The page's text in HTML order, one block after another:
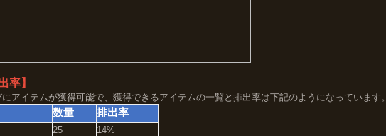
率】
アイテムが獲得可能で、獲得できるアイテムの一覧と排出率は下記のようになっています。
数量
排出率
25
14%